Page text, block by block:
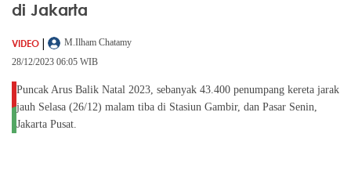
di Jakarta
VIDEO |
M.Ilham Chatamy
28/12/2023 06:05 WIB
Puncak Arus Balik Natal 2023, sebanyak 43.400 penumpang kereta jarak
jauh Selasa (26/12) malam tiba di Stasiun Gambir, dan Pasar Senin,
Jakarta Pusat.